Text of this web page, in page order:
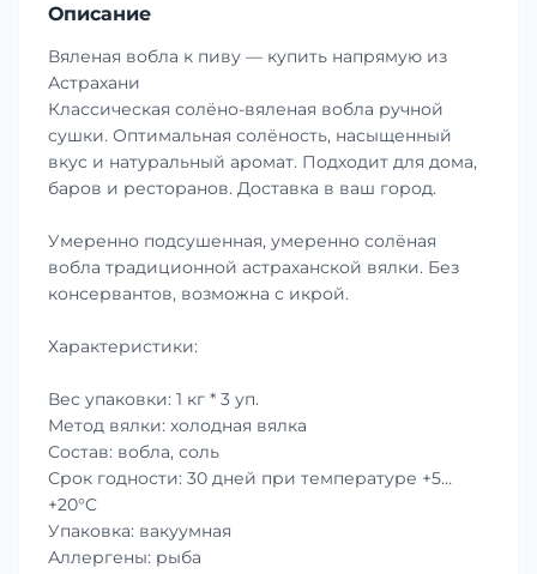
Описание
Вяленая вобла к пиву — купить напрямую из
Астрахани
Классическая солёно-вяленая вобла ручной
сушки. Оптимальная солёность, насыщенный
вкус и натуральный аромат. Подходит для дома,
баров и ресторанов. Доставка в ваш город.
Умеренно подсушенная, умеренно солёная
вобла традиционной астраханской вялки. Без
консервантов, возможна с икрой.
Характеристики:
Вес упаковки: 1 кг * 3 уп.
Метод вялки: холодная вялка
Состав: вобла, соль
Срок годности: 30 дней при температуре +5…
+20°C
Упаковка: вакуумная
Аллергены: рыба